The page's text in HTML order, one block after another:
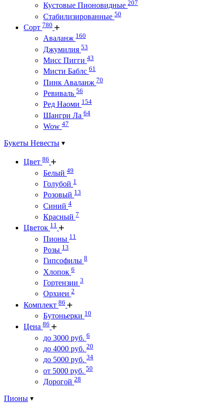
Кустовые Пионовидные 207
Стабилизированные 50
Сорт 780
Аваланж 160
Джумилия 53
Мисс Пигги 43
Мисти Баблс 61
Пинк Аваланж 70
Ревиваль 56
Ред Наоми 154
Шангри Ла 64
Wow 47
Букеты Невесты
Цвет 86
Белый 49
Голубой 1
Розовый 13
Синий 4
Красный 7
Цветок 11
Пионы 11
Розы 13
Гипсофилы 8
Хлопок 6
Гортензии 3
Орхиеи 2
Комплект 86
Бутоньерки 10
Цена 86
до 3000 руб. 6
до 4000 руб. 20
до 5000 руб. 34
от 5000 руб. 50
Дорогой 28
Пионы